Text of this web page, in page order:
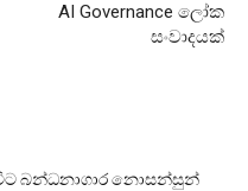
AI Governance ලෝක
සංවාදයක්
බන්ධනාගාර නොසන්සුන්